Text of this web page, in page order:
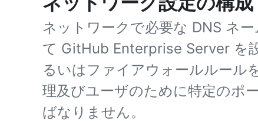
ネットワークで必要な DNS ネ
て GitHub Enterprise Server を
るいはファイアウォールルール
理及びユーザのために特定のポ
ばなりません。